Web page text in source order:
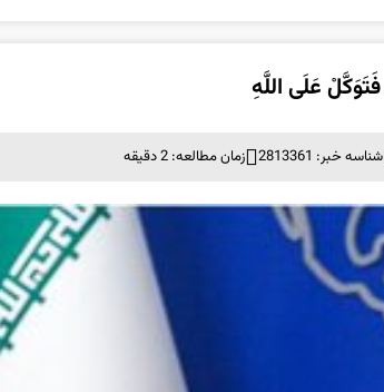
عَلَی اللَّهِ
شناسه خبر: 2813361 زمان مطالعه: 2 دقیقه